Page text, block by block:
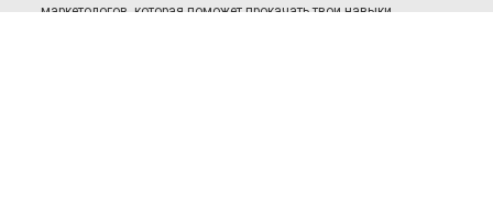
маркетологов, которая поможет прокачать твои навыки.